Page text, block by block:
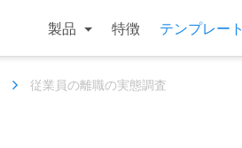
製品 特徴 テンプレート
従業員の離職の実態調査